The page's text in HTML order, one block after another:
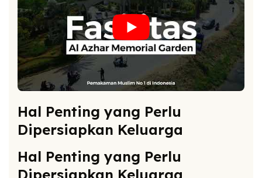
Hal Penting yang Perlu
Dipersiapkan Keluarga
Hal Penting yang Perlu
Dipersiapkan Keluarga